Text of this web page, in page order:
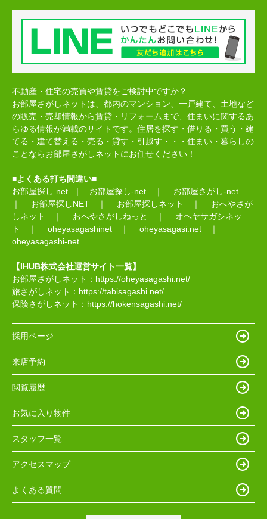
不動産・住宅の売買や賃貸をご検討中ですか？
お部屋さがしネットは、都内のマンション、一戸建て、土地など
の販売・売却情報から賃貸・リフォームまで、住まいに関するあ
らゆる情報が満載のサイトです。住居を探す・借りる・買う・建
てる・建て替える・売る・貸す・引越す・・・住まい・暮らしの
ことならお部屋さがしネットにお任せください！
■よくある打ち間違い■
お部屋探し.net | お部屋探し-net ｜ お部屋さがし-net
｜ お部屋探しNET ｜ お部屋探しネット ｜ おへやさが
しネット
｜ おへやさがしねっと ｜ オヘヤサガシネッ
ト
｜ oheyasagashinet ｜ oheyasagasi.net ｜
oheyasagashi-net
【IHUB株式会社運営サイト一覧】
お部屋さがしネット： https://oheyasagashi.net/
旅さがしネット： https://tabisagashi.net/
保険さがしネット： https://hokensagashi.net/
採用ページ
来店予約
閲覧履歴
お気に入り物件
スタッフ一覧
アクセスマップ
よくある質問